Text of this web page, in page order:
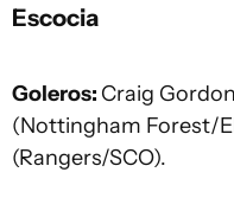
Escocia
Goleros: Craig
(Nottingham Forest/
(Rangers/SCO).